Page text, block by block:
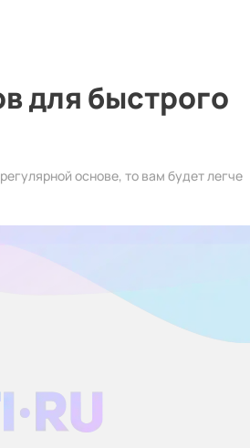
для быстрого
основе, то вам будет легче